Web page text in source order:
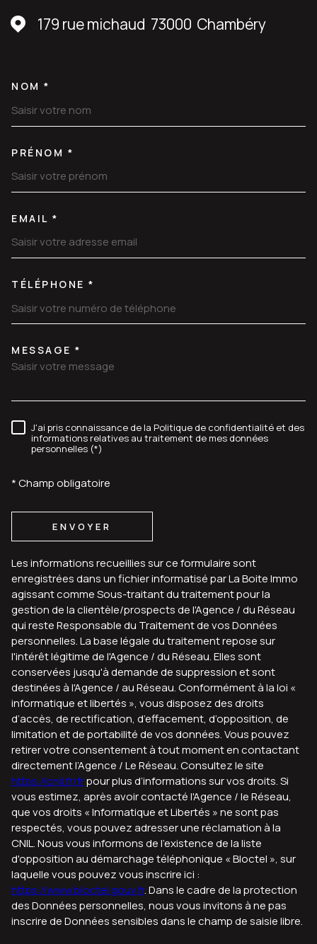
179 rue michaud 73000 Chambéry
NOM *
PRÉNOM *
EMAIL *
TÉLÉPHONE *
TRAD_MELTEM_VOREDEMANDE
MESSAGE *
RÈGLEMENTATION
J'ai pris connaissance de la Politique de confidentialité et des
informations relatives au traitement de mes données
personnelles (*)
* Champ obligatoire
ENVOYER
Les informations recueillies sur ce formulaire sont
enregistrées dans un fichier informatisé par La Boite Immo
agissant comme Sous-traitant du traitement pour la
gestion de la clientèle/prospects de l'Agence / du Réseau
qui reste Responsable du Traitement de vos Données
personnelles. La base légale du traitement repose sur
l'intérêt légitime de l'Agence / du Réseau. Elles sont
conservées jusqu'à demande de suppression et sont
destinées à l'Agence / au Réseau. Conformément à la loi «
informatique et libertés », vous disposez des droits
d’accès, de rectification, d’effacement, d’opposition, de
limitation et de portabilité de vos données. Vous pouvez
retirer votre consentement à tout moment en contactant
directement l’Agence / Le Réseau. Consultez le site
https://cnil.fr/frpour plus d’informations sur vos droits. Si
vous estimez, après avoir contacté l'Agence / le Réseau,
que vos droits « Informatique et Libertés » ne sont pas
respectés, vous pouvez adresser une réclamation à la
CNIL. Nous vous informons de l’existence de la liste
d'opposition au démarchage téléphonique « Bloctel », sur
laquelle vous pouvez vous inscrire ici :
https://www.bloctel.gouv.fr. Dans le cadre de la protection
des Données personnelles, nous vous invitons à ne pas
inscrire de Données sensibles dans le champ de saisie libre.